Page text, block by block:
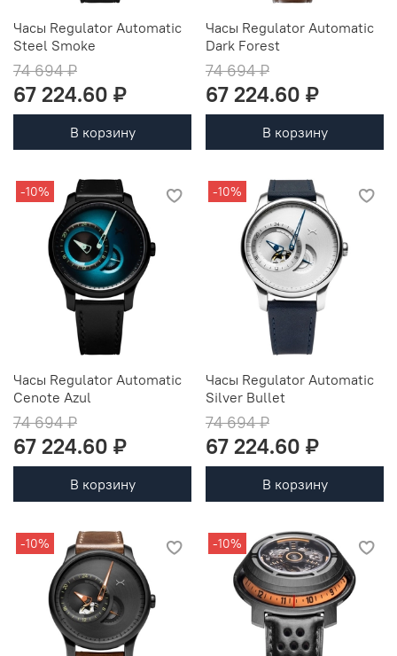
Часы Regulator Automatic
Steel Smoke
74 694 ₽
67 224.60 ₽
В корзину
Часы Regulator Automatic
Dark Forest
74 694 ₽
67 224.60 ₽
В корзину
-10%
Часы Regulator Automatic
Cenote Azul
74 694 ₽
67 224.60 ₽
В корзину
-10%
Часы Regulator Automatic
Silver Bullet
74 694 ₽
67 224.60 ₽
В корзину
-10% -10%